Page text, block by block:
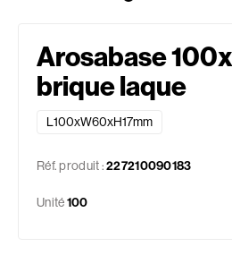
Arosabase
brique laque
L100xW60xH17mm
Réf. produit :227210090183
Unité100